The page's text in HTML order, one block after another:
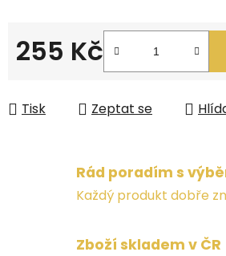
255 Kč
Tisk Zeptat se
Rád poradím s
Každý produkt dobře
Zboží skladem v ČR